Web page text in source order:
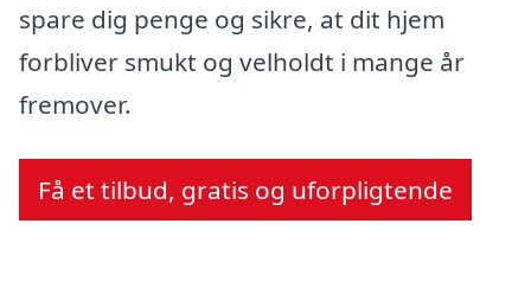
spare dig penge og sikre, at dit hjem
forbliver smukt og velholdt i mange år
fremover.
Få et tilbud, gratis og uforpligtende